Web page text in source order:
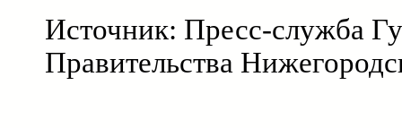
Источник: Пресс-служба
Правительства